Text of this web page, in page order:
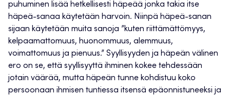
puhuminen lisää hetkellisesti häpeää jonka takia itse
häpeä-sanaa käytetään harvoin. Niinpä häpeä-sanan
sijaan käytetään muita sanoja ”kuten riittämättömyys,
kelpaamattomuus, huonommuus, alemmuus,
voimattomuus ja pienuus.” Syyllisyyden ja häpeän välinen
ero on se, että syyllisyyttä ihminen kokee tehdessään
jotain väärää, mutta häpeän tunne kohdistuu koko
persoonaan ihmisen tuntiessa itsensä epäonnistuneeksi ja